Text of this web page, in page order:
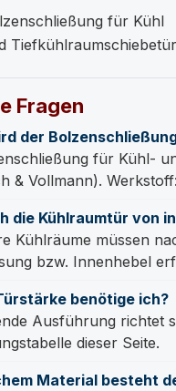
für Kühl
Fragen
der
für Kühl-
& Vollmann).
die Kühlraumtür von
Kühlräume müssen
bzw. Innenhebel
benötige ich?
Ausführung richtet
dieser Seite.
Material besteht